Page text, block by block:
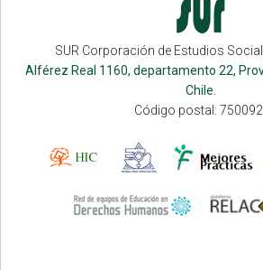
SUR Corporación de Estudios
Alférez Real 1160, departamento 22,
Chile.
Código postal: